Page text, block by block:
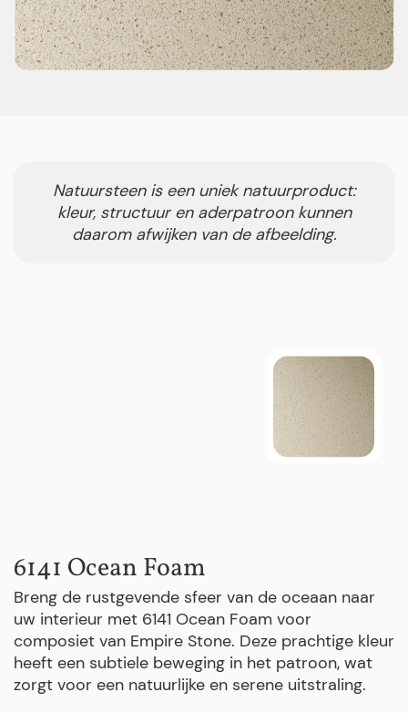
Natuursteen is een uniek natuurproduct:
kleur, structuur en aderpatroon kunnen
daarom afwijken van de afbeelding.
6141 Ocean Foam
Breng de rustgevende sfeer van de oceaan naar
uw interieur met 6141 Ocean Foam voor
composiet van Empire Stone. Deze prachtige kleur
heeft een subtiele beweging in het patroon, wat
zorgt voor een natuurlijke en serene uitstraling.